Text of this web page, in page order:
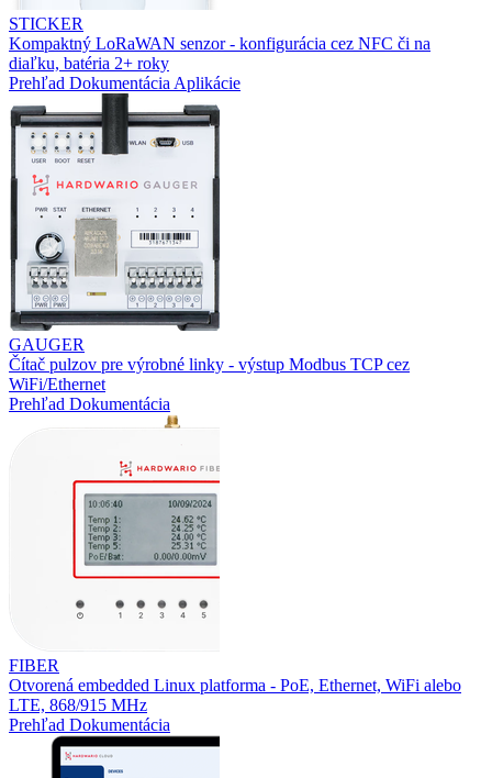
STICKER
Kompaktný LoRaWAN senzor - konfigurácia cez NFC či na
diaľku, batéria 2+ roky
Prehľad Dokumentácia Aplikácie
GAUGER
Čítač pulzov pre výrobné linky - výstup Modbus TCP cez
WiFi/Ethernet
Prehľad Dokumentácia
FIBER
Otvorená embedded Linux platforma - PoE, Ethernet, WiFi alebo
LTE, 868/915 MHz
Prehľad Dokumentácia